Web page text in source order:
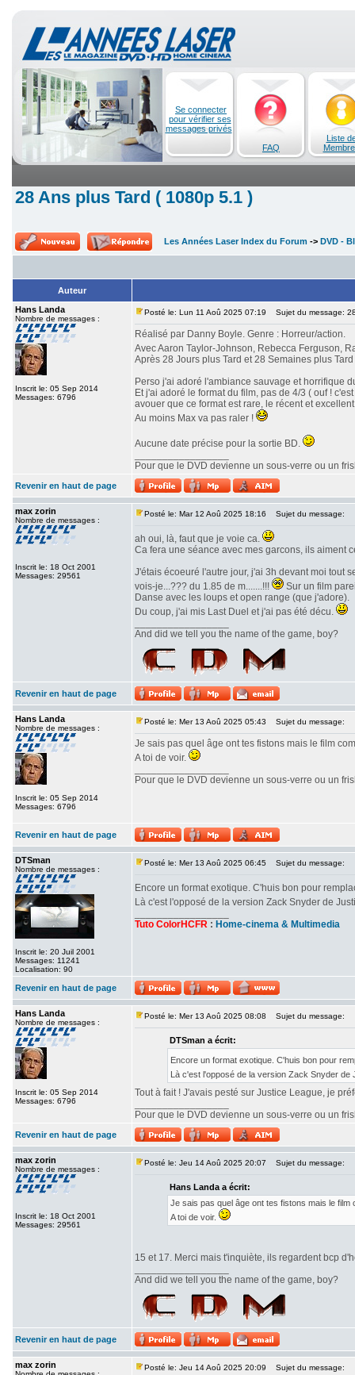
Se connecter
pour vérifier ses
messages privés
FAQ
Liste
28 Ans plus Tard ( 1080p 5.1 )
Les Années Laser Index du Forum -> DVD -
Auteur
Hans Landa
Nombre de messages :
Inscrit le: 05 Sep 2014
Messages: 6796
Posté le: Lun 11 Aoû 2025 07:19 Sujet du message:
Réalisé par Danny Boyle. Genre : Horreur/action.
Avec Aaron Taylor-Johnson, Rebecca Ferguson,
Après 28 Jours plus Tard et 28 Semaines plus
Perso j'ai adoré l'ambiance sauvage et horrifique
Et j'ai adoré le format du film, pas de 4/3 ( ouf !
avouer que ce format est rare, le récent et
Au moins Max va pas raler !
Aucune date précise pour la sortie BD.
Pour que le DVD devienne un sous-verre ou un
Revenir en haut de page
max zorin
Nombre de messages :
Inscrit le: 18 Oct 2001
Messages: 29561
Posté le: Mar 12 Aoû 2025 18:16 Sujet du message:
ah oui, là, faut que je voie ca.
Ca fera une séance avec mes garcons, ils aiment
J'étais écoeuré l'autre jour, j'ai 3h devant moi tout
vois-je...??? du 1.85 de m.......!!!
Sur un film
Danse avec les loups et open range (que j'adore).
Du coup, j'ai mis Last Duel et j'ai pas été décu.
And did we tell you the name of the game, boy?
Revenir en haut de page
Hans Landa
Nombre de messages :
Inscrit le: 05 Sep 2014
Messages: 6796
Posté le: Mer 13 Aoû 2025 05:43 Sujet du message:
Je sais pas quel âge ont tes fistons mais le film
A toi de voir.
Pour que le DVD devienne un sous-verre ou un
Revenir en haut de page
DTSman
Nombre de messages :
Inscrit le: 20 Juil 2001
Messages: 11241
Localisation: 90
Posté le: Mer 13 Aoû 2025 06:45 Sujet du message:
Encore un format exotique. C'huis bon pour
Là c'est l'opposé de la version Zack Snyder de
Tuto ColorHCFR : Home-cinema & Multimedia
Revenir en haut de page
Hans Landa
Nombre de messages :
Inscrit le: 05 Sep 2014
Messages: 6796
Posté le: Mer 13 Aoû 2025 08:08 Sujet du message:
DTSman a écrit:
Encore un format exotique. C'huis bon pour
Là c'est l'opposé de la version Zack Snyder de
Tout à fait ! J'avais pesté sur Justice League, je
Pour que le DVD devienne un sous-verre ou un
Revenir en haut de page
max zorin
Nombre de messages :
Inscrit le: 18 Oct 2001
Messages: 29561
Posté le: Jeu 14 Aoû 2025 20:07 Sujet du message:
Hans Landa a écrit:
Je sais pas quel âge ont tes fistons mais le
A toi de voir.
15 et 17. Merci mais t'inquiète, ils regardent bcp
And did we tell you the name of the game, boy?
Revenir en haut de page
max zorin Posté le: Jeu 14 Aoû 2025 20:09 Sujet du message: